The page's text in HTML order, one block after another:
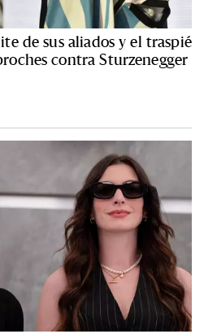
de sus aliados y el traspié
contra Sturzenegger